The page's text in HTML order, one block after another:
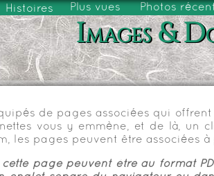
Histoires Plus vues Photos
Images &
de pages associées qui
vous y emmène, et de là,
les pages peuvent être associées à
page peuvent être au format